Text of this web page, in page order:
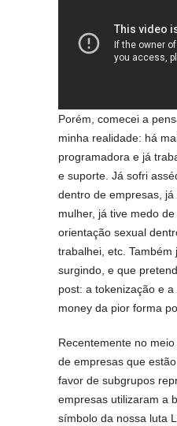
Porém, comecei a
minha realidade: há
programadora e já
e suporte. Já sofri
dentro de empresas,
mulher, já tive medo
orientação sexual
trabalhei, etc.
surgindo, e que
post: a tokenização e
money da pior forma
Recentemente no
de empresas que
favor de subgrupos
empresas utilizaram a
símbolo da nossa luta